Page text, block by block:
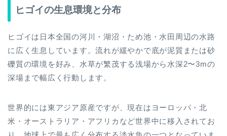
ヒゴイの生息環境と分布
ヒゴイは日本全国の河川・湖沼・ため池・水田周辺の水路
に広く生息しています。流れが緩やかで底が泥質または砂
礫質の環境を好み、水草が繁茂する浅場から水深2〜3mの
深場まで幅広く行動します。
世界的には東アジア原産ですが、現在はヨーロッパ・北
米・オーストラリア・アフリカなど世界中に移入されてお